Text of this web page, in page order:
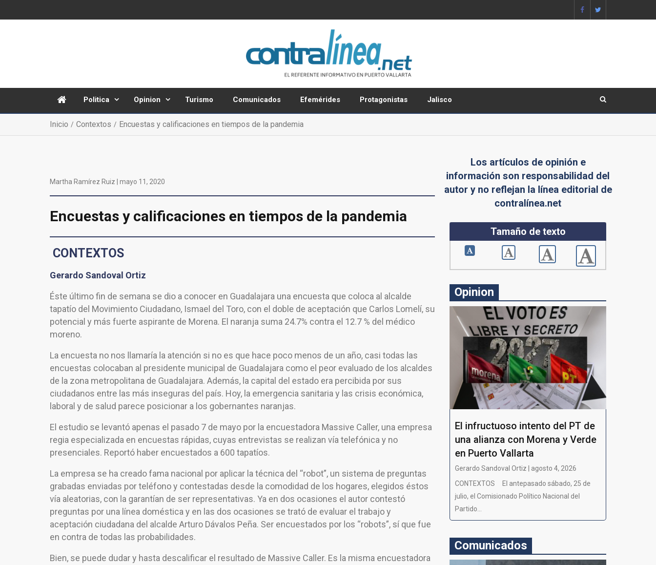
Politica Opinion Turismo Comunicados Efemérides Protagonistas Jalisco
Inicio Contextos Encuestas y calificaciones en tiempos de la pandemia
Martha Ramírez Ruiz | mayo 11, 2020
Encuestas y calificaciones en tiempos de la pandemia
CONTEXTOS
Gerardo Sandoval Ortiz
Éste último fin de semana se dio a conocer en Guadalajara una encuesta que coloca al alcalde
tapatío del Movimiento Ciudadano, Ismael del Toro, con el doble de aceptación que Carlos Lomelí, su
potencial y más fuerte aspirante de Morena. El naranja suma 24.7% contra el 12.7 % del médico
moreno.
La encuesta no nos llamaría la atención si no es que hace poco menos de un año, casi todas las
encuestas colocaban al presidente municipal de Guadalajara como el peor evaluado de los alcaldes
de la zona metropolitana de Guadalajara. Además, la capital del estado era percibida por sus
ciudadanos entre las más inseguras del país. Hoy, la emergencia sanitaria y las crisis económica,
laboral y de salud parece posicionar a los gobernantes naranjas.
El estudio se levantó apenas el pasado 7 de mayo por la encuestadora Massive Caller, una empresa
regia especializada en encuestas rápidas, cuyas entrevistas se realizan vía telefónica y no
presenciales. Reportó haber encuestados a 600 tapatíos.
La empresa se ha creado fama nacional por aplicar la técnica del “robot”, un sistema de preguntas
grabadas enviadas por teléfono y contestadas desde la comodidad de los hogares, elegidos éstos
vía aleatorias, con la garantían de ser representativas. Ya en dos ocasiones el autor contestó
preguntas por una línea doméstica y en las dos ocasiones se trató de evaluar el trabajo y
aceptación ciudadana del alcalde Arturo Dávalos Peña. Ser encuestados por los “robots”, sí que fue
en contra de todas las probabilidades.
Bien, se puede dudar y hasta descalificar el resultado de Massive Caller. Es la misma encuestadora
Los artículos de opinión e
información son responsabilidad del
autor y no reflejan la línea editorial de
contralínea.net
Tamaño de texto
Opinion
El infructuoso intento del PT de
una alianza con Morena y Verde
en Puerto Vallarta
Gerardo Sandoval Ortiz | agosto 4, 2026
CONTEXTOS El antepasado sábado, 25 de
julio, el Comisionado Político Nacional del
Partido...
Comunicados